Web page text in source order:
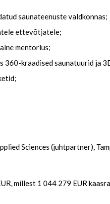
saunateenuste valdkonnas;
ettevõtjatele;
mentorlus;
360-kraadised saunatuurid ja
Sciences (juhtpartner),
millest 1 044 279 EUR